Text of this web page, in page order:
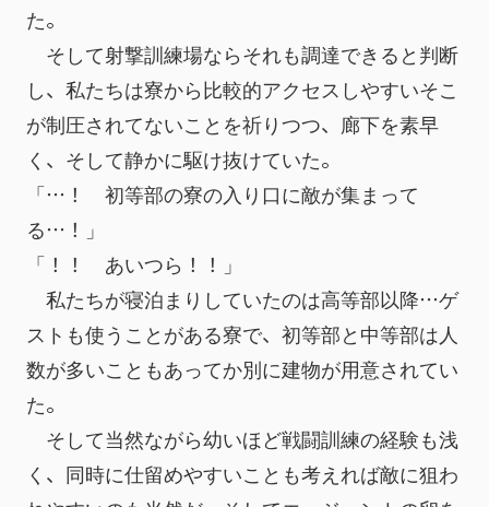
た。
そして射撃訓練場ならそれも調達できると判断
し、私たちは寮から比較的アクセスしやすいそこ
が制圧されてないことを祈りつつ、廊下を素早
く、そして静かに駆け抜けていた。
「…！　初等部の寮の入り口に敵が集まって
る…！」
「！！　あいつら！！」
私たちが寝泊まりしていたのは高等部以降…ゲ
ストも使うことがある寮で、初等部と中等部は人
数が多いこともあってか別に建物が用意されてい
た。
そして当然ながら幼いほど戦闘訓練の経験も浅
く、同時に仕留めやすいことも考えれば敵に狙わ